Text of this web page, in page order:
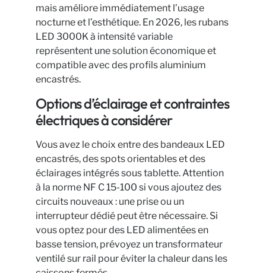
mais améliore immédiatement l’usage
nocturne et l’esthétique. En 2026, les rubans
LED 3000K à intensité variable
représentent une solution économique et
compatible avec des profils aluminium
encastrés.
Options d’éclairage et contraintes
électriques à considérer
Vous avez le choix entre des bandeaux LED
encastrés, des spots orientables et des
éclairages intégrés sous tablette. Attention
à la norme NF C 15-100 si vous ajoutez des
circuits nouveaux : une prise ou un
interrupteur dédié peut être nécessaire. Si
vous optez pour des LED alimentées en
basse tension, prévoyez un transformateur
ventilé sur rail pour éviter la chaleur dans les